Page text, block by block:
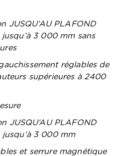
JUSQU’AU PLAFOND
3 000 mm sans
réglables de
supérieures à 2400
JUSQU’AU PLAFOND
jusqu’à 3 000 mm
et serrure magnétique